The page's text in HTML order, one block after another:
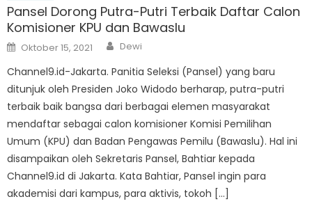
Pansel Dorong Putra-Putri Terbaik Daftar Calon
Komisioner KPU dan Bawaslu
Posted
on
Oktober 15, 2021 Author
Dewi
Channel9.id-Jakarta. Panitia Seleksi (Pansel) yang baru
ditunjuk oleh Presiden Joko Widodo berharap, putra-putri
terbaik baik bangsa dari berbagai elemen masyarakat
mendaftar sebagai calon komisioner Komisi Pemilihan
Umum (KPU) dan Badan Pengawas Pemilu (Bawaslu). Hal ini
disampaikan oleh Sekretaris Pansel, Bahtiar kepada
Channel9.id di Jakarta. Kata Bahtiar, Pansel ingin para
akademisi dari kampus, para aktivis, tokoh […]